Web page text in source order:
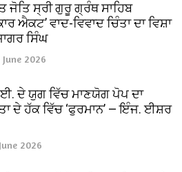
ਜੋਤਿ ਸ੍ਰੀ ਗੁਰੂ ਗ੍ਰੰਥ ਸਾਹਿਬ
ਐਕਟ’ ਵਾਦ-ਵਿਵਾਦ ਚਿੰਤਾ ਦਾ ਵਿਸ਼ਾ
ਸਿੰਘ
June 2026
ਦੇ ਯੁਗ ਵਿੱਚ ਮਾਣਯੋਗ ਪੋਪ ਦਾ
ਦੇ ਹੱਕ ਵਿੱਚ ‘ਫੁਰਮਾਨ’ — ਇੰਜ. ਈਸ਼ਰ
2026